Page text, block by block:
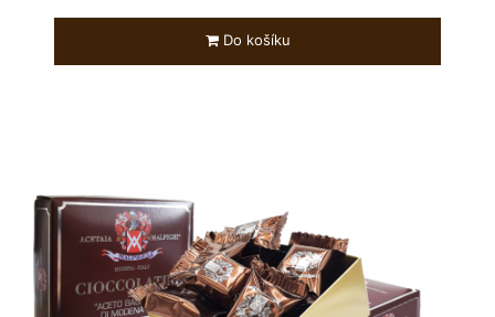
Do košíku